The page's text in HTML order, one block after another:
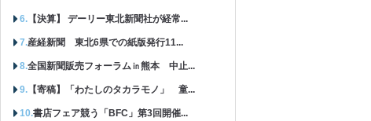
【決算】 デーリー東北新聞社が経常...
産経新聞 東北6県での紙版発行11...
全国新聞販売フォーラム㏌熊本 中止...
【寄稿】「わたしのタカラモノ」 童...
書店フェア競う「BFC」第3回開催...